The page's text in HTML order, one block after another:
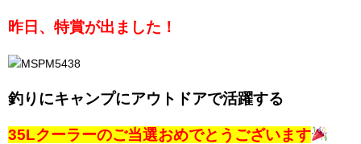
昨日、特賞が出ました！
釣りにキャンプにアウトドアで活躍する
35Lクーラーのご当選おめでとうございます